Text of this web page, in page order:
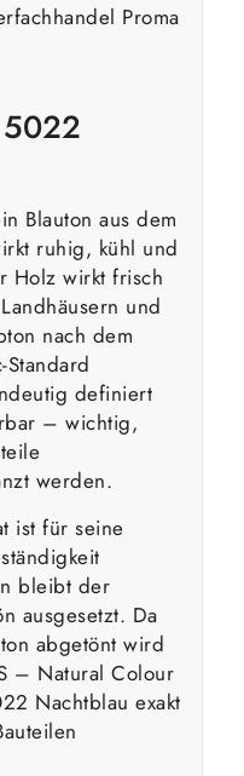
Proma
5022
Blauton aus dem
ruhig, kühl und
Holz wirkt frisch
und
nach dem
definiert
– wichtig,
werden.
ist für seine
bleibt der
ausgesetzt. Da
abgetönt wird
– Natural Colour
Nachtblau exakt